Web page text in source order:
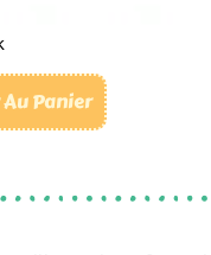
Panier